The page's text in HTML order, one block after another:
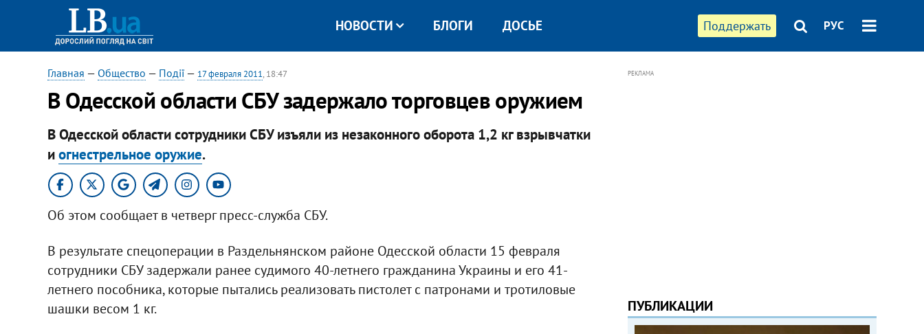
Поддержать РУС
НОВОСТИ БЛОГИ ДОСЬЕ
Главная — Общество — Події— 17 февраля 2011, 18:47
В Одесской области СБУ задержало торговцев оружием
В Одесской области сотрудники СБУ изъяли из незаконного оборота 1,2 кг взрывчатки
иогнестрельное оружие.
Об этом сообщает в четверг пресс-служба СБУ.
В результате спецоперации в Раздельнянском районе Одесской области 15 февраля
сотрудники СБУ задержали ранее судимого 40-летнего гражданина Украины и его 41-
летнего пособника, которые пытались реализовать пистолет с патронами и тротиловые
шашки весом 1 кг.
РЕКЛАМА
ПУБЛИКАЦИИ